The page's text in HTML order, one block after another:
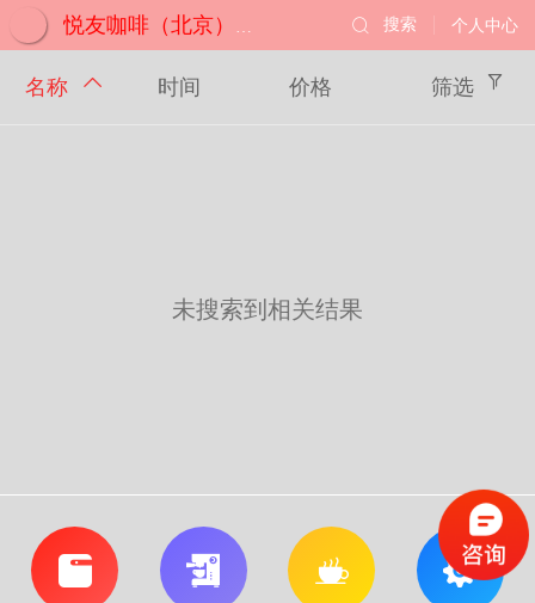
悦友咖啡（北京）有限公司 个人中心
搜索
名称 时间 价格 筛选
未搜索到相关结果